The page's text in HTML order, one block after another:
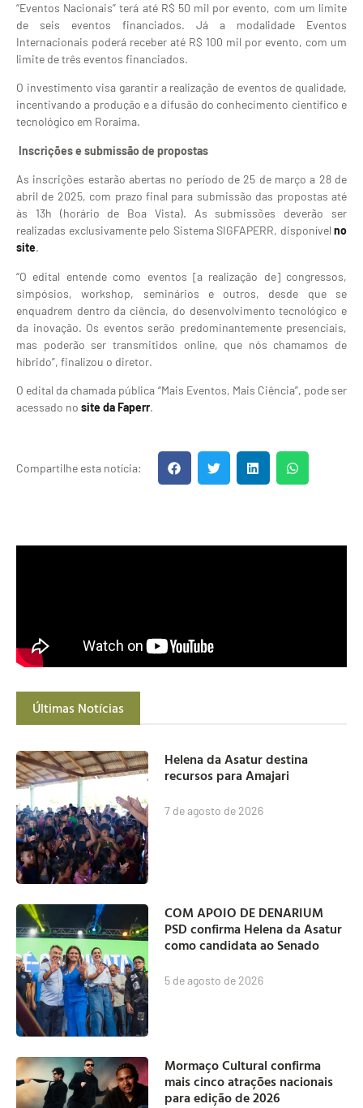
“Eventos Nacionais” terá até R$ 50 mil por evento, com um limite
de seis eventos financiados. Já a modalidade Eventos
Internacionais poderá receber até R$ 100 mil por evento, com um
limite de três eventos financiados.
O investimento visa garantir a realização de eventos de qualidade,
incentivando a produção e a difusão do conhecimento científico e
tecnológico em Roraima.
Inscrições e submissão de propostas
As inscrições estarão abertas no período de 25 de março a 28 de
abril de 2025, com prazo final para submissão das propostas até
às 13h (horário de Boa Vista). As submissões deverão ser
realizadas exclusivamente pelo Sistema SIGFAPERR, disponível no
site.
“O edital entende como eventos [a realização de] congressos,
simpósios, workshop, seminários e outros, desde que se
enquadrem dentro da ciência, do desenvolvimento tecnológico e
da inovação. Os eventos serão predominantemente presenciais,
mas poderão ser transmitidos online, que nós chamamos de
híbrido”, finalizou o diretor.
O edital da chamada pública “Mais Eventos, Mais Ciência”, pode ser
acessado no site da Faperr.
Compartilhe esta notícia:
Últimas Notícias
Helena da Asatur destina
recursos para Amajari
7 de agosto de 2026
COM APOIO DE DENARIUM
PSD confirma Helena da Asatur
como candidata ao Senado
5 de agosto de 2026
Mormaço Cultural confirma
mais cinco atrações nacionais
para edição de 2026